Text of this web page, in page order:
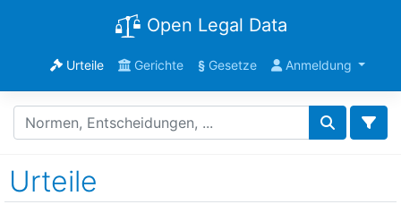
Open Legal Data
Urteile Gerichte §Gesetze Anmeldung
Urteile